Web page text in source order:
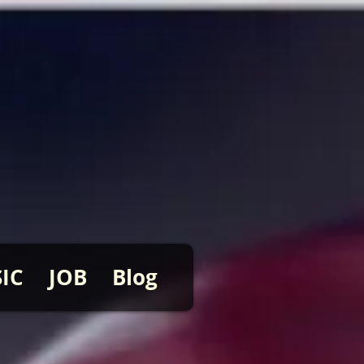
JOB Blog